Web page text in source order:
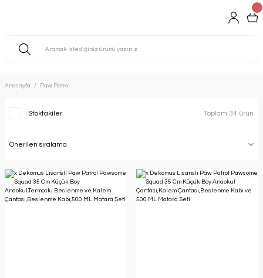
Anasayfa Paw Patrol
Stoktakiler Toplam 34 ürün